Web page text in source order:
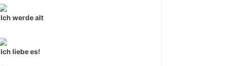
Ich werde alt
Ich liebe es!